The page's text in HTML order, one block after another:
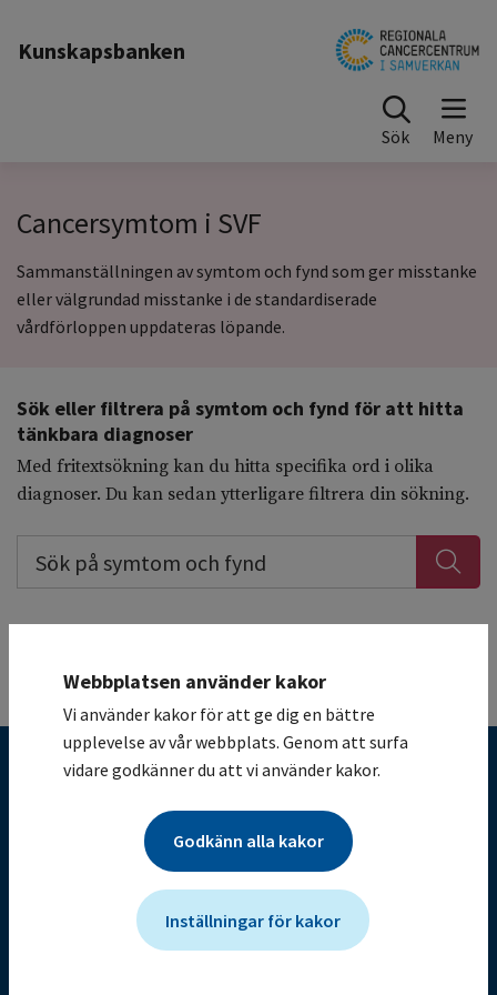
Kunskapsbanken
Sök
Cancersymtom i SVF
Sammanställningen av symtom och fynd som ger misstanke
eller välgrundad misstanke i de standardiserade
vårdförloppen uppdateras löpande.
Sök eller filtrera på symtom och fynd för att hitta
tänkbara diagnoser
Med fritextsökning kan du hitta specifika ord i olika
diagnoser. Du kan sedan ytterligare filtrera din sökning.
Sök på symtom och fynd
Till toppen
Webbplatsen använder kakor
Vi använder kakor för att ge dig en bättre
upplevelse av vår webbplats. Genom att surfa
vidare godkänner du att vi använder kakor.
Godkänn alla kakor
Inställningar för kakor
Kunskapsbank för cancervården
I kunskapsbanken finns alla nationella vårdprogram,
vägledningar och standardiserade vårdförlopp samt
Nationella regimbiblioteket från Regionala cancercentrum